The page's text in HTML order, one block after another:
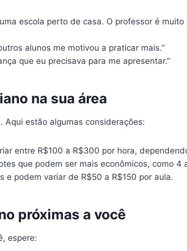
escola perto de casa. O professor é
alunos me motivou a praticar mais.”
que eu precisava para me apresentar.”
na sua área
estão algumas considerações:
entre R$100 a R$300 por hora,
que podem ser mais econômicos, como 4
e podem variar de R$50 a R$150 por aula.
próximas a você
espere: